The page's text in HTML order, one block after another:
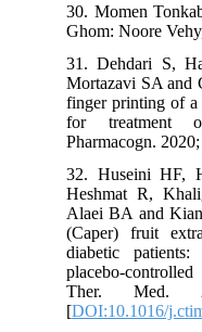
30. Momen
Ghom: Noore
31. Dehdari
Mortazavi SA
finger printing
for
Pharmacogn.
32. Huseini
Heshmat R,
Alaei BA and
(Caper) fruit
diabetic
placebo-
Ther.
[DOI:10.1016/